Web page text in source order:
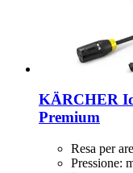
KÄRCHER
Premium
Resa per
Pressione: